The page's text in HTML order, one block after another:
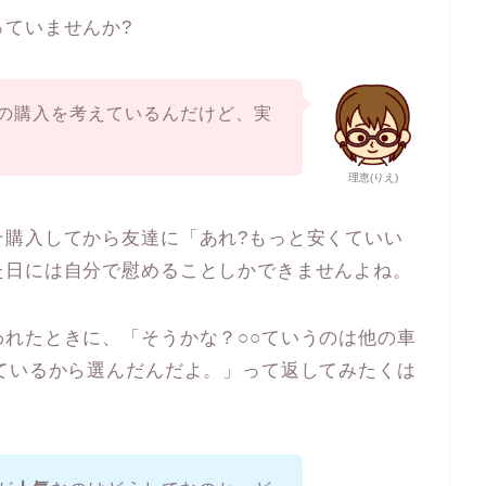
いませんか?
理恵(りえ)
購入を考えているんだけど、実
入してから友達に「あれ?もっと安くていい
には自分で慰めることしかできませんよね。
たときに、「そうかな？○○ていうのは他の車
るから選んだんだよ。」って返してみたくは